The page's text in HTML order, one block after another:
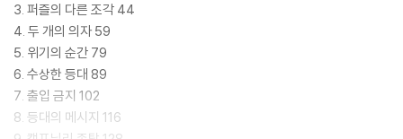
3. 퍼즐의 다른 조각 44
4. 두 개의 의자 59
5. 위기의 순간 79
6. 수상한 등대 89
7. 출입 금지 102
8. 등대의 메시지 116